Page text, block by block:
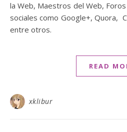
la Web, Maestros del Web,
sociales como Google+, Quora,
entre otros.
READ
xklibur